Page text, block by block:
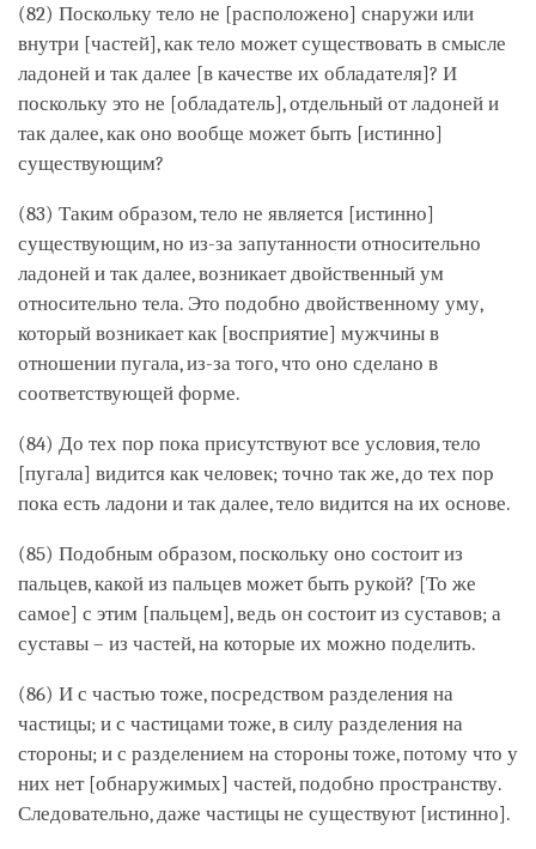
(82) Поскольку тело не [расположено] снаружи или
внутри [частей], как тело может существовать в смысле
ладоней и так далее [в качестве их обладателя]? И
поскольку это не [обладатель], отдельный от ладоней и
так далее, как оно вообще может быть [истинно]
существующим?
(83) Таким образом, тело не является [истинно]
существующим, но из-за запутанности относительно
ладоней и так далее, возникает двойственный ум
относительно тела. Это подобно двойственному уму,
который возникает как [восприятие] мужчины в
отношении пугала, из-за того, что оно сделано в
соответствующей форме.
(84) До тех пор пока присутствуют все условия, тело
[пугала] видится как человек; точно так же, до тех пор
пока есть ладони и так далее, тело видится на их основе.
(85) Подобным образом, поскольку оно состоит из
пальцев, какой из пальцев может быть рукой? [То же
самое] с этим [пальцем], ведь он состоит из суставов; а
суставы – из частей, на которые их можно поделить.
(86) И с частью тоже, посредством разделения на
частицы; и с частицами тоже, в силу разделения на
стороны; и с разделением на стороны тоже, потому что у
них нет [обнаружимых] частей, подобно пространству.
Следовательно, даже частицы не существуют [истинно].